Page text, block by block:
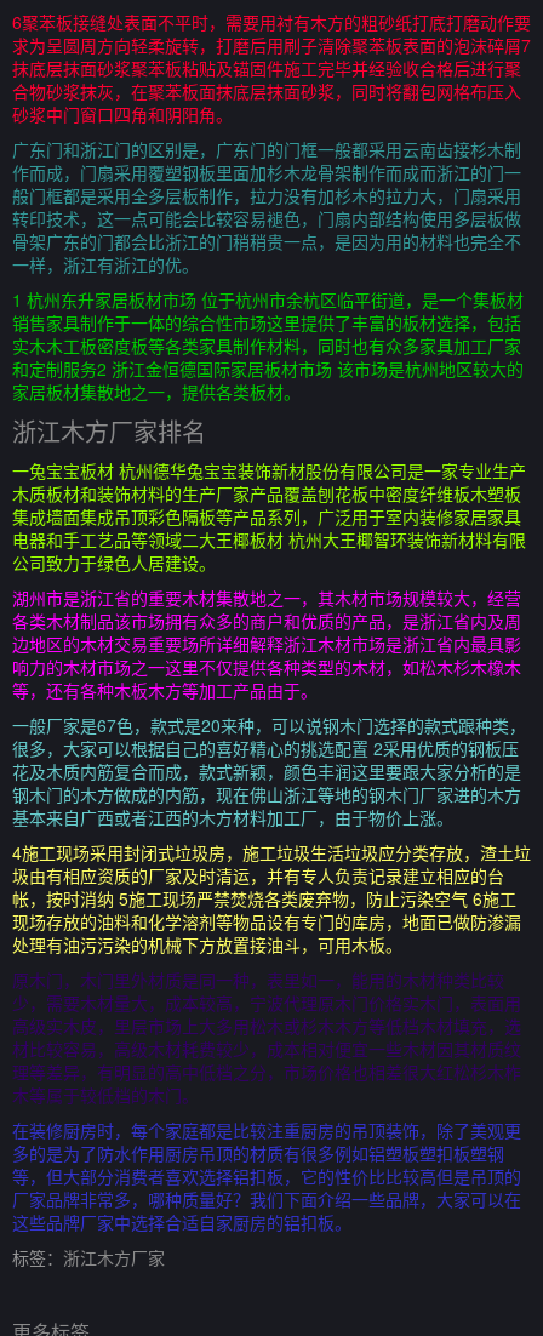
6聚苯板接缝处表面不平时，需要用衬有木方的粗砂纸打底打磨动作要
求为呈圆周方向轻柔旋转，打磨后用刷子清除聚苯板表面的泡沫碎屑7
抹底层抹面砂浆聚苯板粘贴及锚固件施工完毕并经验收合格后进行聚
合物砂浆抹灰，在聚苯板面抹底层抹面砂浆，同时将翻包网格布压入
砂浆中门窗口四角和阴阳角。
广东门和浙江门的区别是，广东门的门框一般都采用云南齿接杉木制
作而成，门扇采用覆塑钢板里面加杉木龙骨架制作而成而浙江的门一
般门框都是采用全多层板制作，拉力没有加杉木的拉力大，门扇采用
转印技术，这一点可能会比较容易褪色，门扇内部结构使用多层板做
骨架广东的门都会比浙江的门稍稍贵一点，是因为用的材料也完全不
一样，浙江有浙江的优。
1 杭州东升家居板材市场 位于杭州市余杭区临平街道，是一个集板材
销售家具制作于一体的综合性市场这里提供了丰富的板材选择，包括
实木木工板密度板等各类家具制作材料，同时也有众多家具加工厂家
和定制服务2 浙江金恒德国际家居板材市场 该市场是杭州地区较大的
家居板材集散地之一，提供各类板材。
浙江木方厂家排名
一兔宝宝板材 杭州德华兔宝宝装饰新材股份有限公司是一家专业生产
木质板材和装饰材料的生产厂家产品覆盖刨花板中密度纤维板木塑板
集成墙面集成吊顶彩色隔板等产品系列，广泛用于室内装修家居家具
电器和手工艺品等领域二大王椰板材 杭州大王椰智环装饰新材料有限
公司致力于绿色人居建设。
湖州市是浙江省的重要木材集散地之一，其木材市场规模较大，经营
各类木材制品该市场拥有众多的商户和优质的产品，是浙江省内及周
边地区的木材交易重要场所详细解释浙江木材市场是浙江省内最具影
响力的木材市场之一这里不仅提供各种类型的木材，如松木杉木橡木
等，还有各种木板木方等加工产品由于。
一般厂家是67色，款式是20来种，可以说钢木门选择的款式跟种类，
很多，大家可以根据自己的喜好精心的挑选配置 2采用优质的钢板压
花及木质内筋复合而成，款式新颖，颜色丰润这里要跟大家分析的是
钢木门的木方做成的内筋，现在佛山浙江等地的钢木门厂家进的木方
基本来自广西或者江西的木方材料加工厂，由于物价上涨。
4施工现场采用封闭式垃圾房，施工垃圾生活垃圾应分类存放，渣土垃
圾由有相应资质的厂家及时清运，并有专人负责记录建立相应的台
帐，按时消纳 5施工现场严禁焚烧各类废弃物，防止污染空气 6施工
现场存放的油料和化学溶剂等物品设有专门的库房，地面已做防渗漏
处理有油污污染的机械下方放置接油斗，可用木板。
原木门，木门里外材质是同一种，表里如一，能用的木材种类比较
少，需要木材量大，成本较高，宁波代理原木门价格实木门，表面用
高级实木皮，里层市场上大多用松木或杉木木方等低档木材填充，选
材比较容易，高级木材耗费较少，成本相对便宜一些木材因其材质纹
理等差异，有明显的高中低档之分，市场价格也相差很大红松杉木柞
木等属于较低档的木门。
在装修厨房时，每个家庭都是比较注重厨房的吊顶装饰，除了美观更
多的是为了防水作用厨房吊顶的材质有很多例如铝塑板塑扣板塑钢
等，但大部分消费者喜欢选择铝扣板，它的性价比比较高但是吊顶的
厂家品牌非常多，哪种质量好？我们下面介绍一些品牌，大家可以在
这些品牌厂家中选择合适自家厨房的铝扣板。
标签： 浙江木方厂家